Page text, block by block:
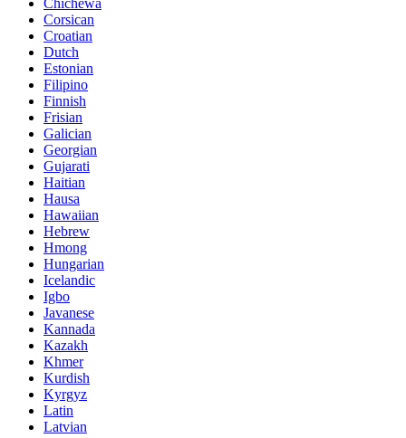
Corsican
Croatian
Dutch
Estonian
Filipino
Finnish
Frisian
Galician
Georgian
Gujarati
Haitian
Hausa
Hawaiian
Hebrew
Hmong
Hungarian
Icelandic
Igbo
Javanese
Kannada
Kazakh
Khmer
Kurdish
Kyrgyz
Latin
Latvian